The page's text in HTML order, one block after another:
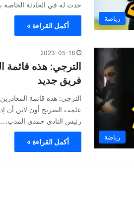
رياضة
حدث له في الحادثة الخاصة
أكمل القراءة »
رياضة
2023-05-18
الترجي: هذه قائمة
فريق جديد
الترجي: هذه قائمة
علمت الصريح أون لاين أن
رئيس النادي حمدي المدب،…
أكمل القراءة »